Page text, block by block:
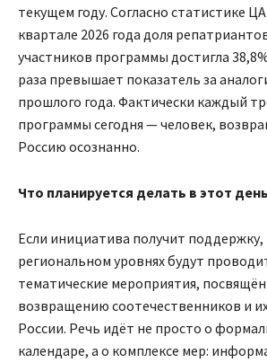
текущем году. Согласно статистике
квартале 2026 года доля
участников программы достигла
раза превышает показатель за
прошлого года. Фактически каждый
программы сегодня — человек,
Россию осознанно.
Что планируется делать в этот
Если инициатива получит
региональном уровнях будут
тематические мероприятия,
возвращению соотечественников и
России. Речь идёт не просто о
календаре, а о комплексе мер: